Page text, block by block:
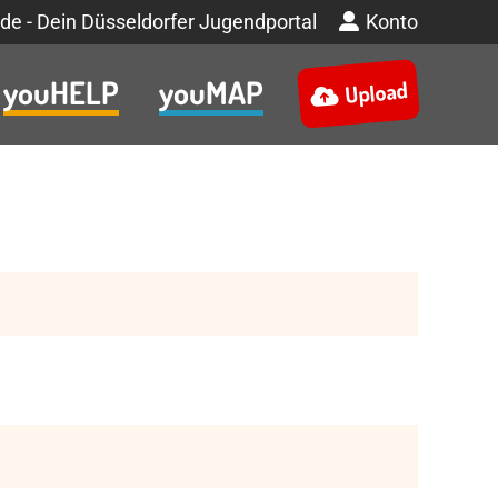
- Dein Düsseldorfer Jugendportal Konto
youHELP youMAP Upload